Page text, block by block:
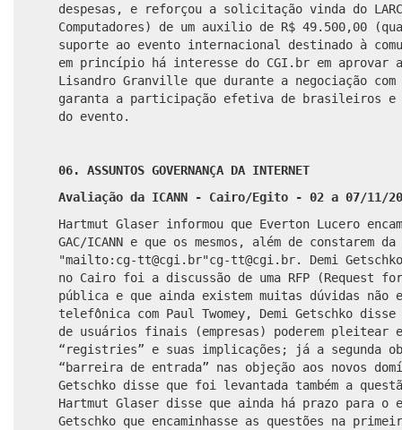
despesas, e reforçou a solicitação vinda do
Computadores) de um auxilio de R$ 49.500,00
suporte ao evento internacional destinado à
em princípio há interesse do CGI.br em
Lisandro Granville que durante a negociação com
garanta a participação efetiva de brasileiros e
do evento.
06.
ASSUNTOS GOVERNANÇA DA INTERNET
Avaliação da ICANN - Cairo/Egito - 02 a 07/11/
Hartmut Glaser informou que Everton Lucero
GAC/ICANN e que os mesmos, além de
"mailto:cg-tt@cgi.br"cg-tt@cgi.br. Demi
no Cairo foi a discussão de uma RFP (Request
pública e que ainda existem muitas dúvidas não
telefônica com Paul Twomey, Demi Getschko
de usuários finais (empresas) poderem pleitear
“registries” e suas implicações; já a segunda
“barreira de entrada” nas objeção aos novos
Getschko disse que foi levantada também a
Hartmut Glaser disse que ainda há prazo para o
Getschko que encaminhasse as questões na